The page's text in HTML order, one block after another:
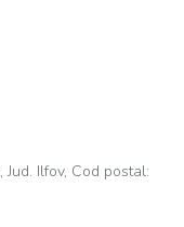
Ilfov, Cod postal: